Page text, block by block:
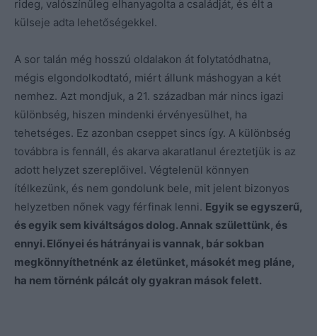
rideg, valószínűleg elhanyagolta a családját, és élt a
külseje adta lehetőségekkel.
A sor talán még hosszú oldalakon át folytatódhatna,
mégis elgondolkodtató, miért állunk máshogyan a két
nemhez. Azt mondjuk, a 21. században már nincs igazi
különbség, hiszen mindenki érvényesülhet, ha
tehetséges. Ez azonban cseppet sincs így. A különbség
továbbra is fennáll, és akarva akaratlanul éreztetjük is az
adott helyzet szereplőivel. Végtelenül könnyen
ítélkezünk, és nem gondolunk bele, mit jelent bizonyos
helyzetben nőnek vagy férfinak lenni. Egyik se egyszerű,
és egyik sem kiváltságos dolog. Annak születtünk, és
ennyi. Előnyei és hátrányai is vannak, bár sokban
megkönnyíthetnénk az életünket, másokét meg pláne,
ha nem törnénk pálcát oly gyakran mások felett.